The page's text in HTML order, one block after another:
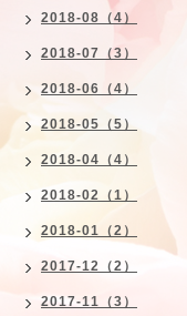
2018-08（4）
2018-07（3）
2018-06（4）
2018-05（5）
2018-04（4）
2018-02（1）
2018-01（2）
2017-12（2）
2017-11（3）